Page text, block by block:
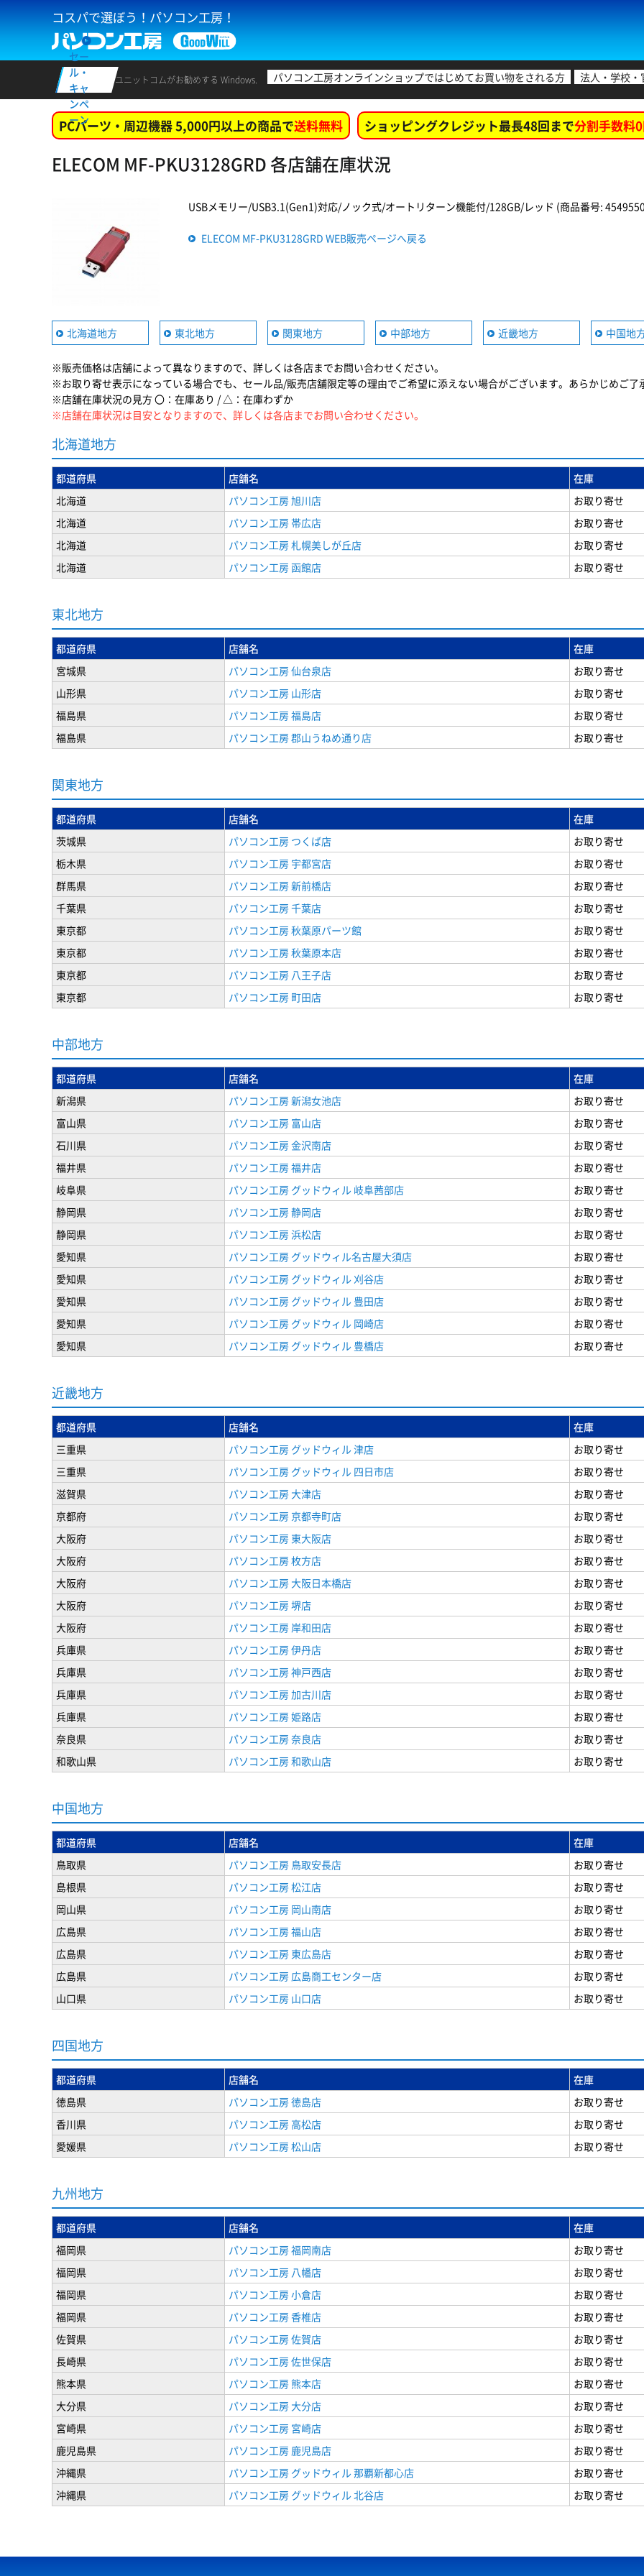
コスパで選ぼう！パソコン工房！
セー
ル・
キャ
ンペ
ーン
ユニットコムがお勧めする Windows. パソコン工房オンラインショップではじめてお買い物をされる方 法人・学校
PCパーツ・周辺機器 5,000円以上の商品で送料無料 ショッピングクレジット最長48回まで分割手数料
ELECOM MF-PKU3128GRD 各店舗在庫状況
USBメモリー/USB3.1(Gen1)対応/ノック式/オートリターン機能付/128GB/レッド (商品番号:
ELECOM MF-PKU3128GRD WEB販売ページへ戻る
北海道地方 東北地方 関東地方 中部地方 近畿地方 中国地
※販売価格は店舗によって異なりますので、詳しくは各店までお問い合わせください。
※お取り寄せ表示になっている場合でも、セール品/販売店舗限定等の理由でご希望に添えない場合がございます。あらかじめご了
※店舗在庫状況の見方 〇：在庫あり / △：在庫わずか
※店舗在庫状況は目安となりますので、詳しくは各店までお問い合わせください。
北海道地方
都道府県 店舗名
在庫
北海道
パソコン工房 旭川店
お取り寄せ
北海道
パソコン工房 帯広店
お取り寄せ
北海道
パソコン⼯房 札幌美しが丘店
お取り寄せ
北海道
パソコン工房 函館店 お取り寄せ
東北地方
都道府県 店舗名
在庫
宮城県
パソコン工房 仙台泉店
お取り寄せ
山形県
パソコン工房 山形店
お取り寄せ
福島県
パソコン工房 福島店
お取り寄せ
福島県
パソコン工房 郡山うねめ通り店 お取り寄せ
関東地方
都道府県 店舗名
在庫
茨城県
パソコン工房 つくば店
お取り寄せ
栃木県
パソコン工房 宇都宮店
お取り寄せ
群馬県
パソコン工房 新前橋店
お取り寄せ
千葉県
パソコン工房 千葉店
お取り寄せ
東京都
パソコン工房 秋葉原パーツ館
お取り寄せ
東京都
パソコン工房 秋葉原本店
お取り寄せ
東京都
パソコン工房 八王子店
お取り寄せ
東京都
パソコン工房 町田店 お取り寄せ
中部地方
都道府県 店舗名
在庫
新潟県
パソコン工房 新潟女池店
お取り寄せ
富山県
パソコン工房 富山店
お取り寄せ
石川県
パソコン工房 金沢南店
お取り寄せ
福井県
パソコン工房 福井店
お取り寄せ
岐阜県
パソコン工房 グッドウィル 岐阜茜部店
お取り寄せ
静岡県
パソコン工房 静岡店
お取り寄せ
静岡県
パソコン工房 浜松店
お取り寄せ
愛知県
パソコン工房 グッドウィル名古屋大須店
お取り寄せ
愛知県
パソコン工房 グッドウィル 刈谷店
お取り寄せ
愛知県
パソコン工房 グッドウィル 豊田店
お取り寄せ
愛知県
パソコン工房 グッドウィル 岡崎店
お取り寄せ
愛知県
パソコン工房 グッドウィル 豊橋店 お取り寄せ
近畿地方
都道府県 店舗名
在庫
三重県
パソコン工房 グッドウィル 津店
お取り寄せ
三重県
パソコン工房 グッドウィル 四日市店
お取り寄せ
滋賀県
パソコン工房 大津店
お取り寄せ
京都府
パソコン工房 京都寺町店
お取り寄せ
大阪府
パソコン工房 東大阪店
お取り寄せ
大阪府
パソコン工房 枚方店
お取り寄せ
大阪府
パソコン工房 大阪日本橋店
お取り寄せ
大阪府
パソコン工房 堺店
お取り寄せ
大阪府
パソコン工房 岸和田店
お取り寄せ
兵庫県
パソコン工房 伊丹店
お取り寄せ
兵庫県
パソコン工房 神戸西店
お取り寄せ
兵庫県
パソコン工房 加古川店
お取り寄せ
兵庫県
パソコン工房 姫路店
お取り寄せ
奈良県
パソコン工房 奈良店
お取り寄せ
和歌山県
パソコン工房 和歌山店 お取り寄せ
中国地方
都道府県 店舗名
在庫
鳥取県
パソコン工房 鳥取安長店
お取り寄せ
島根県
パソコン工房 松江店
お取り寄せ
岡山県
パソコン工房 岡山南店
お取り寄せ
広島県
パソコン工房 福山店
お取り寄せ
広島県
パソコン工房 東広島店
お取り寄せ
広島県
パソコン工房 広島商工センター店
お取り寄せ
山口県
パソコン工房 山口店 お取り寄せ
四国地方
都道府県 店舗名
在庫
徳島県
パソコン工房 徳島店
お取り寄せ
香川県
パソコン工房 高松店
お取り寄せ
愛媛県
パソコン工房 松山店 お取り寄せ
九州地方
都道府県 店舗名
在庫
福岡県
パソコン工房 福岡南店
お取り寄せ
福岡県
パソコン工房 八幡店
お取り寄せ
福岡県
パソコン工房 小倉店
お取り寄せ
福岡県
パソコン工房 香椎店
お取り寄せ
佐賀県
パソコン工房 佐賀店
お取り寄せ
長崎県
パソコン工房 佐世保店
お取り寄せ
熊本県
パソコン工房 熊本店
お取り寄せ
大分県
パソコン工房 大分店
お取り寄せ
宮崎県
パソコン工房 宮崎店
お取り寄せ
鹿児島県
パソコン工房 鹿児島店
お取り寄せ
沖縄県
パソコン工房 グッドウィル 那覇新都心店
お取り寄せ
沖縄県
パソコン工房 グッドウィル 北谷店 お取り寄せ